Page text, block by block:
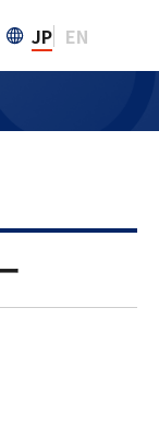
JP EN